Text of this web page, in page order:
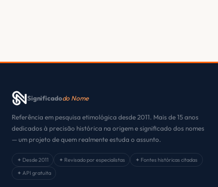
Significadodo Nome
Referência em pesquisa etimológica desde 2011. Mais de 15 anos
dedicados à precisão histórica na origem e significado dos nomes
— um projeto de quem realmente estuda o assunto.
✦ Desde 2011 ✦ Revisado por especialistas
✦ Fontes históricas citadas
✦ API gratuita